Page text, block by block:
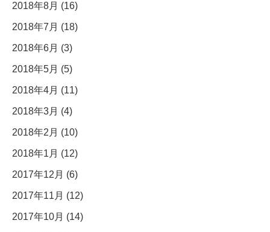
2018年8月 (16)
2018年7月 (18)
2018年6月 (3)
2018年5月 (5)
2018年4月 (11)
2018年3月 (4)
2018年2月 (10)
2018年1月 (12)
2017年12月 (6)
2017年11月 (12)
2017年10月 (14)